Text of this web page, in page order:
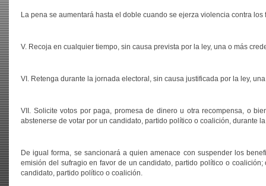
La pena se aumentará hasta el doble cuando se ejerza violencia contra
V. Recoja en cualquier tiempo, sin causa prevista por la ley, una o más
VI. Retenga durante la jornada electoral, sin causa justificada por la ley,
VII. Solicite votos por paga, promesa de dinero u otra recompensa, o
abstenerse de votar por un candidato, partido político o coalición, durante
De igual forma, se sancionará a quien amenace con suspender los
emisión del sufragio en favor de un candidato, partido político o
candidato, partido político o coalición.